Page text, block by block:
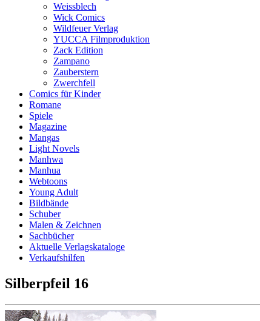
Weissblech
Wick Comics
Wildfeuer Verlag
YUCCA Filmproduktion
Zack Edition
Zampano
Zauberstern
Zwerchfell
Comics für Kinder
Romane
Spiele
Magazine
Mangas
Light Novels
Manhwa
Manhua
Webtoons
Young Adult
Bildbände
Schuber
Malen & Zeichnen
Sachbücher
Aktuelle Verlagskataloge
Verkaufshilfen
Silberpfeil 16